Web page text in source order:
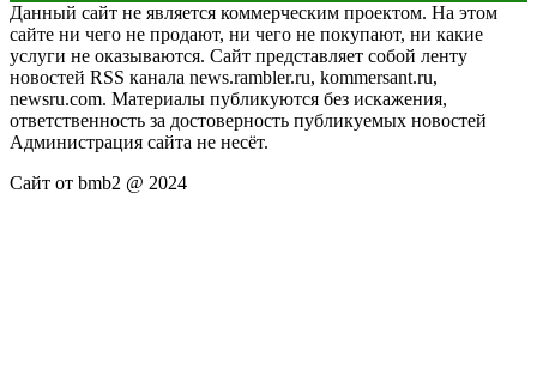
Данный сайт не является коммерческим проектом. На этом
сайте ни чего не продают, ни чего не покупают, ни какие
услуги не оказываются. Сайт представляет собой ленту
новостей RSS канала news.rambler.ru, kommersant.ru,
newsru.com. Материалы публикуются без искажения,
ответственность за достоверность публикуемых новостей
Администрация сайта не несёт.
Сайт от bmb2 @ 2024